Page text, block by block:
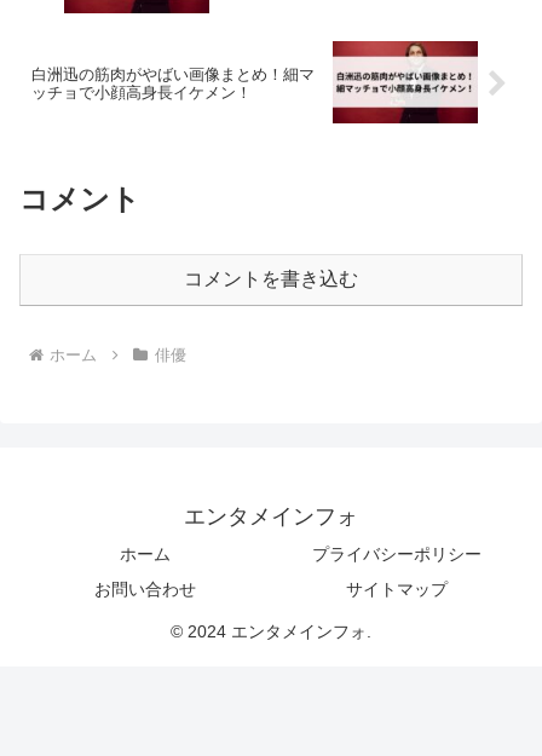
白洲迅の筋肉がやばい画像まとめ！細マ
ッチョで小顔高身長イケメン！
コメント
コメントを書き込む
ホーム 俳優
エンタメインフォ
ホーム
プライバシーポリシー
お問い合わせ
サイトマップ
© 2024 エンタメインフォ.